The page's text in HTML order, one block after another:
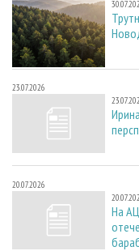
23.07.2026
20.07.2026
На